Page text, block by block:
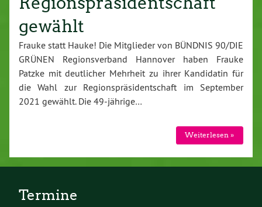
gewählt
Frauke statt Hauke! Die Mitglieder von BÜNDNIS 90/DIE
GRÜNEN Regionsverband Hannover haben Frauke
Patzke mit deutlicher Mehrheit zu ihrer Kandidatin für
die Wahl zur Regionspräsidentschaft im September
2021 gewählt. Die 49-jährige…
Weiterlesen »
Termine